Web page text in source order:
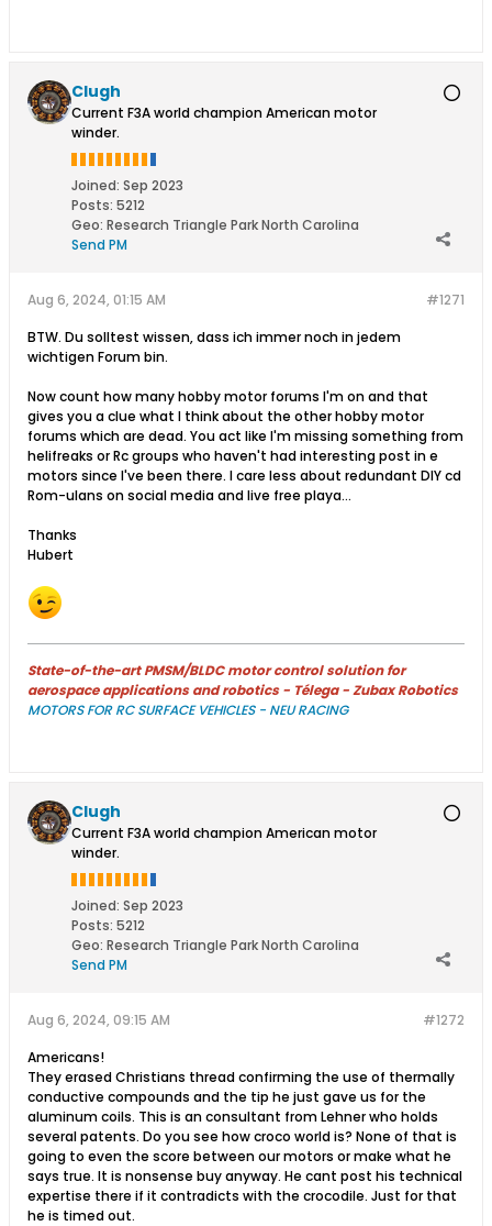
Clugh
Current F3A world champion American motor
winder.
Joined: Sep 2023
Posts: 5212
Geo: Research Triangle Park North Carolina
Send PM
#1271
Aug 6, 2024, 01:15 AM
BTW. Du solltest wissen, dass ich immer noch in jedem
wichtigen Forum bin.
Now count how many hobby motor forums I'm on and that
gives you a clue what I think about the other hobby motor
forums which are dead. You act like I'm missing something from
helifreaks or Rc groups who haven't had interesting post in e
motors since I've been there. I care less about redundant DIY cd
Rom-ulans on social media and live free playa...
Thanks
Hubert
State-of-the-art PMSM/BLDC motor control solution for
aerospace applications and robotics - Télega - Zubax Robotics
MOTORS FOR RC SURFACE VEHICLES - NEU RACING
Clugh
Current F3A world champion American motor
winder.
Joined: Sep 2023
Posts: 5212
Geo: Research Triangle Park North Carolina
Send PM
#1272
Aug 6, 2024, 09:15 AM
Americans!
They erased Christians thread confirming the use of thermally
conductive compounds and the tip he just gave us for the
aluminum coils. This is an consultant from Lehner who holds
several patents. Do you see how croco world is? None of that is
going to even the score between our motors or make what he
says true. It is nonsense buy anyway. He cant post his technical
expertise there if it contradicts with the crocodile. Just for that
he is timed out.